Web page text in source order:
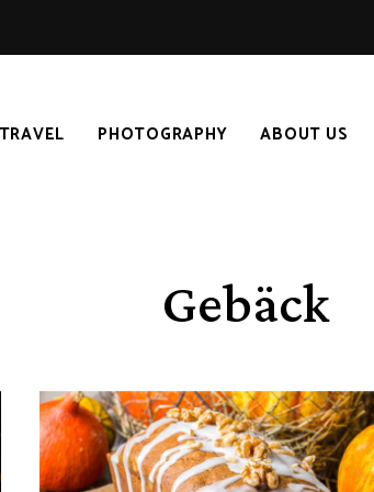
TRAVEL PHOTOGRAPHY ABOUT US
Gebäck